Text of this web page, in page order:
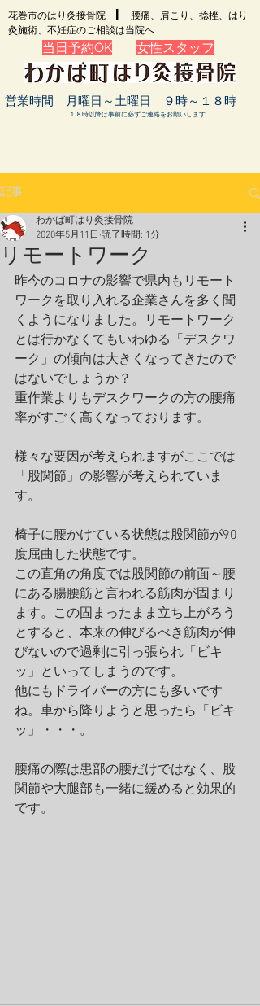
​花巻市のはり灸接骨院 | 腰痛、肩こり、捻挫、はり
灸施術、不妊症のご相談は当院へ
当日予約OK
営業時間 月曜日～土曜日 ９時～１８時
１８時以降は事前に必ずご連絡をお願いします
女性スタッフ
記事
リモートワーク
わかば町はり灸接骨院
2020年5月11日 読了時間: 1分
昨今のコロナの影響で県内もリモート
ワークを取り入れる企業さんを多く聞
くようになりました。リモートワーク
とは行かなくてもいわゆる「デスクワ
ーク」の傾向は大きくなってきたので
はないでしょうか？
重作業よりもデスクワークの方の腰痛
率がすごく高くなっております。
様々な要因が考えられますがここでは
「股関節」の影響が考えられていま
す。
椅子に腰かけている状態は股関節が90
度屈曲した状態です。
この直角の角度では股関節の前面～腰
にある腸腰筋と言われる筋肉が固まり
ます。この固まったまま立ち上がろう
とすると、本来の伸びるべき筋肉が伸
びないので過剰に引っ張られ「ビキ
ッ」といってしまうのです。
他にもドライバーの方にも多いです
ね。車から降りようと思ったら「ビキ
ッ」・・・。
腰痛の際は患部の腰だけではなく、股
関節や大腿部も一緒に緩めると効果的
です。